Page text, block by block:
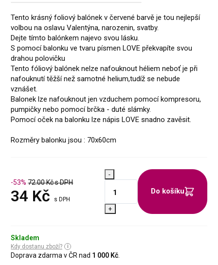
Tento krásný foliový balónek v červené barvě je tou nejlepší
volbou na oslavu Valentýna, narozenin, svatby.
Dejte tímto balónkem najevo svou lásku.
S pomocí balonku ve tvaru písmen LOVE překvapíte svou
drahou polovičku
Tento fóliový balónek nelze nafouknout héliem neboť je při
nafouknutí těžší než samotné helium,tudíž se nebude
vznášet.
Balonek lze nafouknout jen vzduchem pomocí kompresoru,
pumpičky nebo pomocí brčka - duté slámky.
Pomocí oček na balonku lze nápis LOVE snadno zavěsit.
Rozměry balonku jsou : 70x60cm
-53% 72.00Kč s DPH
34 Kč s DPH
-
+
Do košíku
Skladem
Kdy dostanu zboží?
Doprava zdarma v ČR nad 1 000 Kč